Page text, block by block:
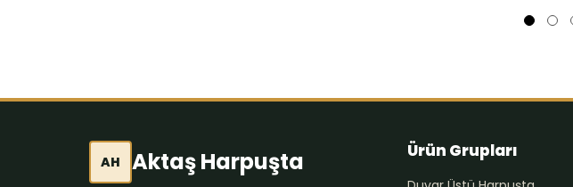
AH Aktaş Harpuşta Ürün Grupları